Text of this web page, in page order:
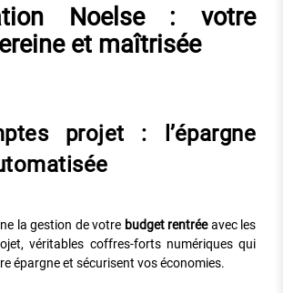
Noelse : votre
et maîtrisée
projet : l’épargne
la gestion de votre budget rentréeavec les
véritables coffres-forts numériques qui
épargne et sécurisent vos économies.